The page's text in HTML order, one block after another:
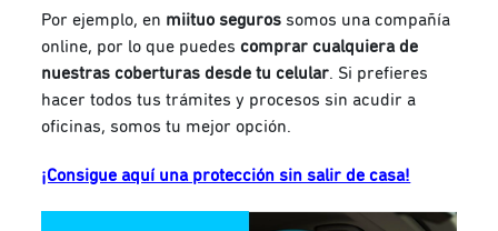
Por ejemplo, en miituo seguros somos una compañía
online, por lo que puedescomprar cualquiera de
nuestras coberturas desde tu celular. Si prefieres
hacer todos tus trámites y procesos sin acudir a
oficinas, somos tu mejor opción.
¡Consigue aquí una protección sin salir de casa!